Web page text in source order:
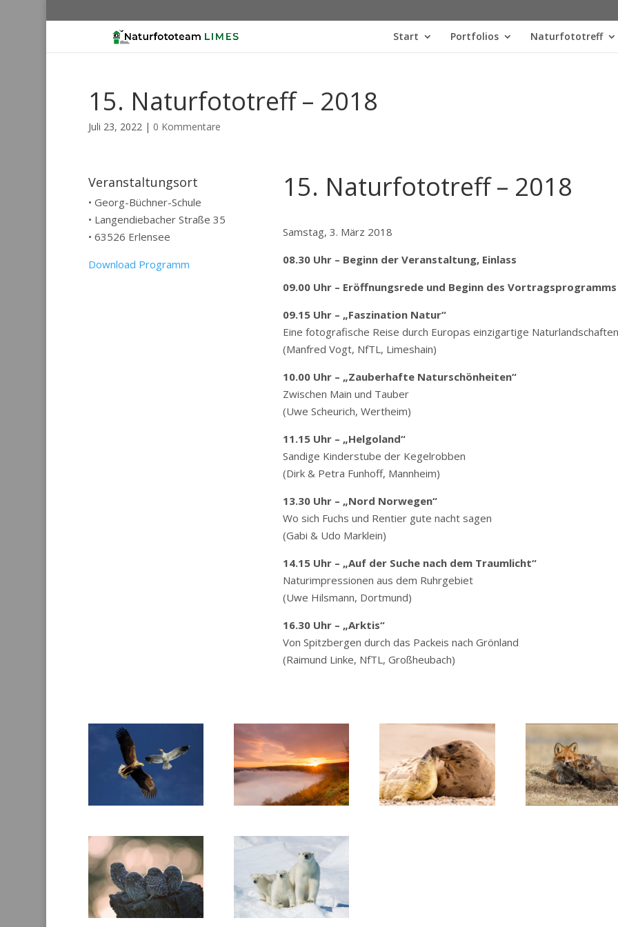
Start Portfolios Naturfototreff
15. Naturfototreff – 2018
Juli 23, 2022| 0 Kommentare
Veranstaltungsort
• Georg-Büchner-Schule
• Langendiebacher Straße 35
• 63526 Erlensee
Download Programm
15. Naturfototreff – 2018
Samstag, 3. März 2018
08.30 Uhr – Beginn der Veranstaltung, Einlass
09.00 Uhr – Eröffnungsrede und Beginn des Vortragsprogramms
09.15 Uhr – „Faszination Natur“
Eine fotografische Reise durch Europas einzigartige Naturlandschaften
(Manfred Vogt, NfTL, Limeshain)
10.00 Uhr – „Zauberhafte Naturschönheiten“
Zwischen Main und Tauber
(Uwe Scheurich, Wertheim)
11.15 Uhr – „Helgoland“
Sandige Kinderstube der Kegelrobben
(Dirk & Petra Funhoff, Mannheim)
13.30 Uhr – „Nord Norwegen“
Wo sich Fuchs und Rentier gute nacht sagen
(Gabi & Udo Marklein)
14.15 Uhr – „Auf der Suche nach dem Traumlicht“
Naturimpressionen aus dem Ruhrgebiet
(Uwe Hilsmann, Dortmund)
16.30 Uhr – „Arktis“
Von Spitzbergen durch das Packeis nach Grönland
(Raimund Linke, NfTL, Großheubach)